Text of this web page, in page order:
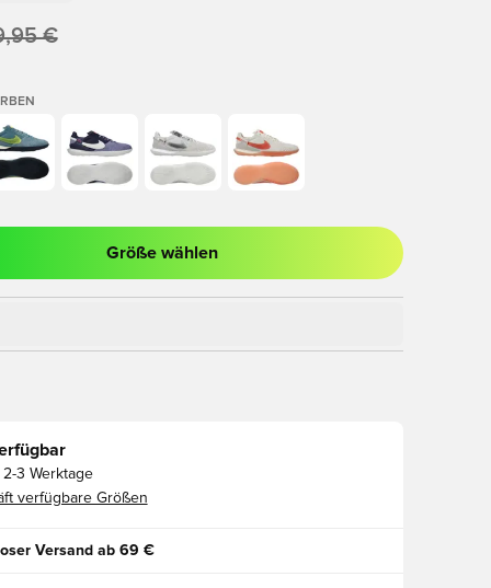
€
Fenster zum Anmelden oder Registrieren als Mitglied
Größe wählen
2-3 Werktage
verfügbare Größen
Versand ab 69 €